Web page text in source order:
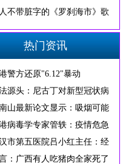
不带脏字的《罗刹海市》歌
热门资讯
警方还原"6.12"暴动
源头：尼古丁对新型冠状病
山最新论文显示：吸烟可能
病毒学专家管轶：疫情危急
市第五医院吕小红主任：经
：广西有人吃猪肉全家死了